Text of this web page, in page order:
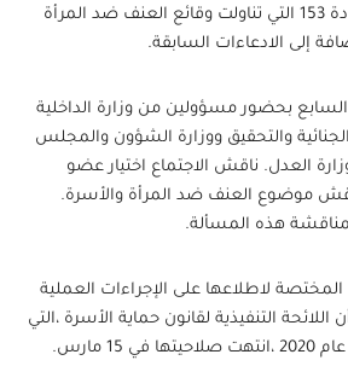
المطر هذا الأسبوع. المادة 153 التي تناولت وقائع العنف ضد المرأة
إلى الادعاءات السابقة.
بحضور مسؤولين من وزارة الداخلية
الجنائية والتحقيق ووزارة الشؤون والمجلس
العدل. ناقش الاجتماع اختيار عضو
موضوع العنف ضد المرأة والأسرة.
هذه المسألة.
لاطلاعها على الإجراءات العملية
التنفيذية لقانون حماية الأسرة ،التي
تمت الموافقة عليها في عام 2020 ،انتهت صلاحيتها في 15 مارس.